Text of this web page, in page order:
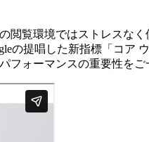
閲覧環境ではストレス
の提唱した新指標「コア
ォーマンスの重要性をご